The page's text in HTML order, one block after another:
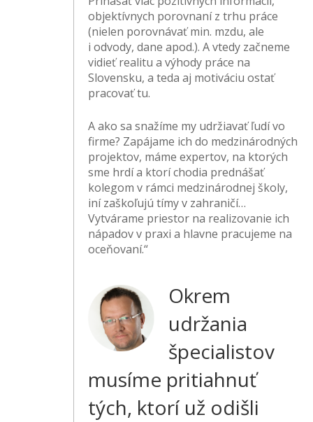
objektívnych porovnaní z trhu práce
(nielen porovnávať min. mzdu, ale
i odvody, dane apod.). A vtedy začneme
vidieť realitu a výhody práce na
Slovensku, a teda aj motiváciu ostať
pracovať tu.
A ako sa snažíme my udržiavať ľudí vo
firme? Zapájame ich do medzinárodných
projektov, máme expertov, na ktorých
sme hrdí a ktorí chodia prednášať
kolegom v rámci medzinárodnej školy,
iní zaškoľujú tímy v zahraničí…
Vytvárame priestor na realizovanie ich
nápadov v praxi a hlavne pracujeme na
oceňovaní.“
Okrem
udržania
špecialistov
musíme pritiahnuť
tých, ktorí už odišli